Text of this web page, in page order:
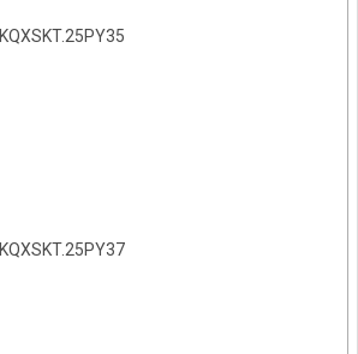
KQXSKT.25PY35
KQXSKT.25PY37